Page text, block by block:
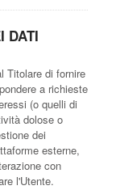
DATI
Titolare di fornire
a richieste
(o quelli di
dolose o
dei
esterne,
con
l'Utente.